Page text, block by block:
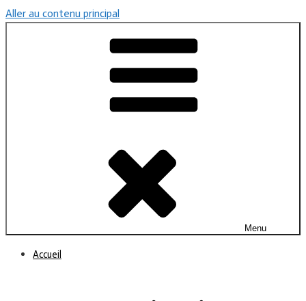
Aller au contenu principal
Menu
Accueil